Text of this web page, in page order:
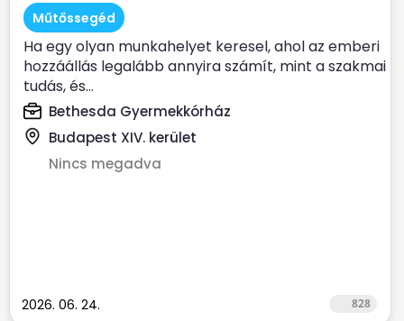
Műtőssegéd
Ha egy olyan munkahelyet keresel, ahol az emberi
hozzáállás legalább annyira számít, mint a szakmai
tudás, és...
Bethesda Gyermekkórház
Budapest XIV. kerület
Nincs megadva
2026. 06. 24. 828